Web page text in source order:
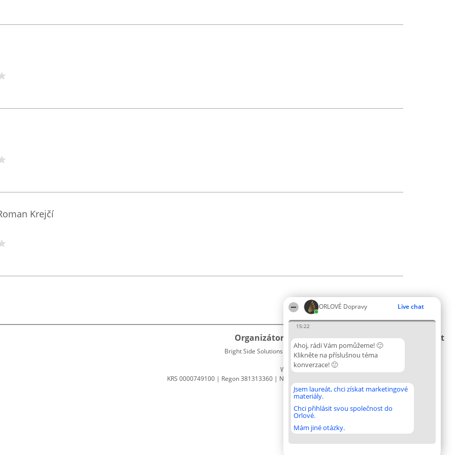
ORLOVÉ Dopravy Live chat
15:22
Ahoj, rádi Vám pomůžeme! 🙂
Klikněte na příslušnou téma
konverzace! 🙂
Jsem laureát, chci získat marketingové
materiály.
Chci přihlásit svou společnost do
Orlové.
Mám jiné otázky.
Krejčí
Organizátor hlasování
Bright Side Solutions sp. z o. o. sp. k.
ul. Ruska 22
Wrocław 50-079
KRS 0000749100 | Regon 381313360 | NIP 8943132676
Plebiscyt
Vítězové
Seznam
Zásady
Zásady
ochrany
údajů
Kontakt